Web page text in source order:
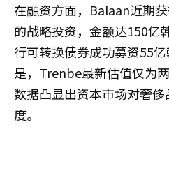
在融资方面，Balaan近期
的战略投资，金额达150亿
行可转换债券成功募资55
是，Trenbe最新估值仅为
数据凸显出资本市场对奢
度。